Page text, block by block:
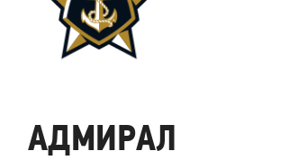
Адмирал
АДМИРАЛ